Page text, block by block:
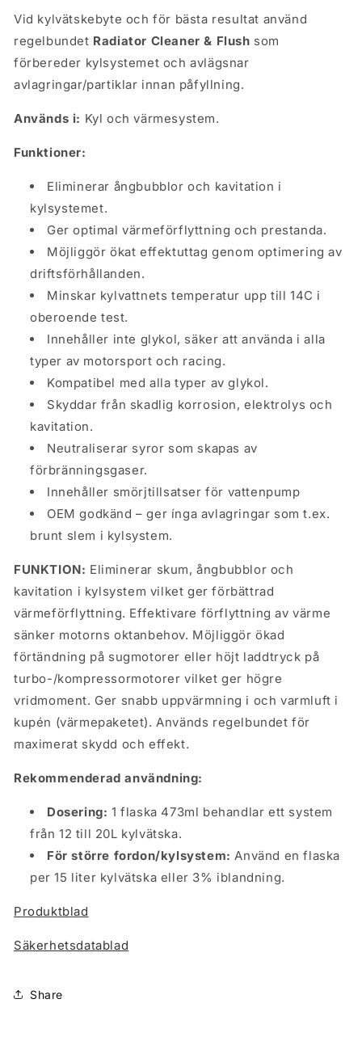
Vid kylvätskebyte och för bästa resultat använd
regelbundet Radiator Cleaner & Flush som
förbereder kylsystemet och avlägsnar
avlagringar/partiklar innan påfyllning.
Används i: Kyl och värmesystem.
Funktioner:
Eliminerar ångbubblor och kavitation i
kylsystemet.
Ger optimal värmeförflyttning och prestanda.
Möjliggör ökat effektuttag genom optimering av
driftsförhållanden.
Minskar kylvattnets temperatur upp till 14C i
oberoende test.
Innehåller inte glykol, säker att använda i alla
typer av motorsport och racing.
Kompatibel med alla typer av glykol.
Skyddar från skadlig korrosion, elektrolys och
kavitation.
Neutraliserar syror som skapas av
förbränningsgaser.
Innehåller smörjtillsatser för vattenpump
OEM godkänd – ger ínga avlagringar som t.ex.
brunt slem i kylsystem.
FUNKTION: Eliminerar skum, ångbubblor och
kavitation i kylsystem vilket ger förbättrad
värmeförflyttning. Effektivare förflyttning av värme
sänker motorns oktanbehov. Möjliggör ökad
förtändning på sugmotorer eller höjt laddtryck på
turbo-/kompressormotorer vilket ger högre
vridmoment. Ger snabb uppvärmning i och varmluft i
kupén (värmepaketet). Används regelbundet för
maximerat skydd och effekt.
Rekommenderad användning:
Dosering: 1 flaska 473ml behandlar ett system
från 12 till 20L kylvätska.
För större fordon/kylsystem: Använd en flaska
per 15 liter kylvätska eller 3% iblandning.
Produktblad
Säkerhetsdatablad
Share